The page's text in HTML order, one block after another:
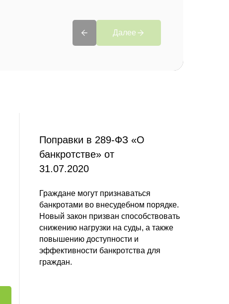
Далее
Поправки в 289-ФЗ «О
банкротстве» от
31.07.2020
Граждане могут признаваться
банкротами во внесудебном порядке.
Новый закон призван способствовать
снижению нагрузки на суды, а также
повышению доступности и
эффективности банкротства для
граждан.